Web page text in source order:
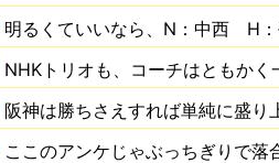
明るくていいなら、N：中西 H
NHKトリオも、コーチはともかく
阪神は勝ちさえすれば単純に盛り
ここのアンケじゃぶっちぎりで落